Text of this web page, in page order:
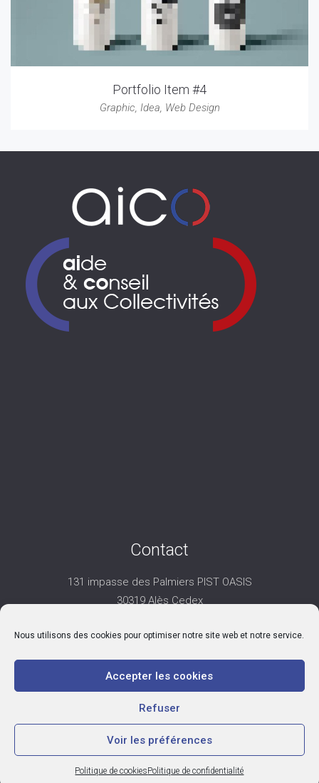
Nous utilisons des cookies pour optimiser notre site web et notre service.
Accepter les cookies
Refuser
Voir les préférences
Politique de cookiesPolitique de confidentialité
Portfolio Item #4
Graphic, Idea, Web Design
Contact
131 impasse des Palmiers PIST OASIS
30319 Alès Cedex
contact@aico-collectivites.fr
Mentions légales|Politique de confidentialité|Politique de cookies
Copyright 2026 AICO - Tous droits réservés - Conception :Studio